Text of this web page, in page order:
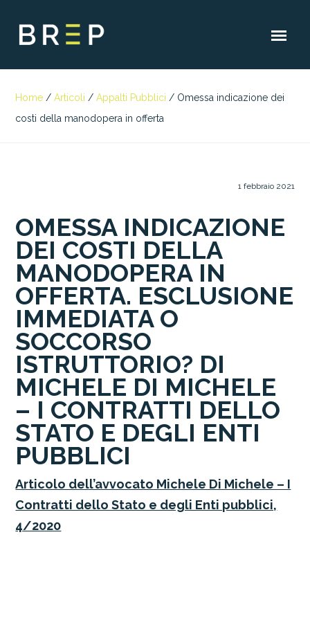
Home / Articoli / Appalti Pubblici / Omessa indicazione dei
costi della manodopera in offerta
1 febbraio 2021
OMESSA INDICAZIONE
DEI COSTI DELLA
MANODOPERA IN
OFFERTA. ESCLUSIONE
IMMEDIATA O
SOCCORSO
ISTRUTTORIO? DI
MICHELE DI MICHELE
– I CONTRATTI DELLO
STATO E DEGLI ENTI
PUBBLICI
Articolo dell’avvocato Michele Di Michele – I
Contratti dello Stato e degli Enti pubblici,
4/2020